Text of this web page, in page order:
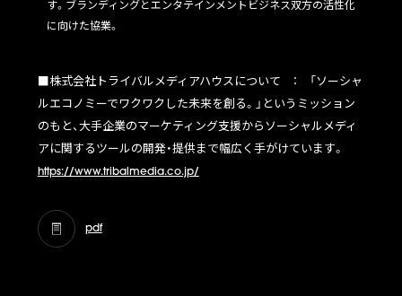
す。ブランディングとエンタテインメントビジネス双方の活性化
に向けた協業。
■株式会社トライバルメディアハウスについて ： 「ソーシャ
ルエコノミーでワクワクした未来を創る。」というミッション
のもと、大手企業のマーケティング支援からソーシャルメディ
アに関するツールの開発・提供まで幅広く手がけています。
https://www.tribalmedia.co.jp/
pdf